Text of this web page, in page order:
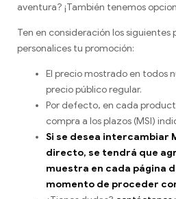
aventura? ¡También tenemos
Ten en consideración los siguientes
personalices tu promoción:
El precio mostrado en todos
precio público regular.
Por defecto, en cada
compra a los plazos (MSI)
Si se desea intercambiar
directo, se tendrá que
muestra en cada página
momento de proceder